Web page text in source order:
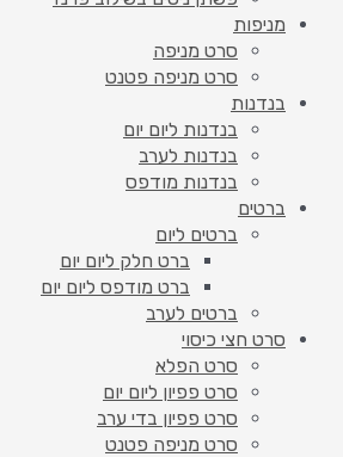
מניפות
סרט מניפה
סרט מניפה פטנט
בנדנות
בנדנות ליום יום
בנדנות לערב
בנדנות מודפס
ברטים
ברטים ליום
ברט חלק ליום יום
ברט מודפס ליום יום
ברטים לערב
סרט חצי כיסוי
סרט הפלא
סרט פפיון ליום יום
סרט פפיון בדי ערב
סרט מניפה פטנט